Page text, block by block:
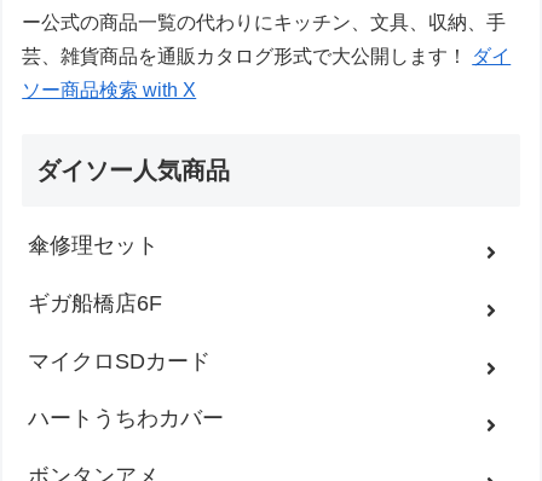
ー公式の商品一覧の代わりにキッチン、文具、収納、手
芸、雑貨商品を通販カタログ形式で大公開します！
ダイ
ソー商品検索 with X
ダイソー人気商品
傘修理セット
ギガ船橋店6F
マイクロSDカード
ハートうちわカバー